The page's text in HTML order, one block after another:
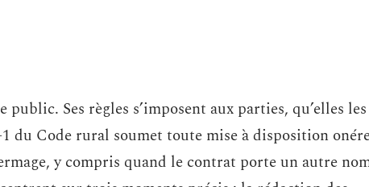
Ses règles s’imposent aux parties, qu’elles les
du Code rural soumet toute mise à disposition
y compris quand le contrat porte un autre